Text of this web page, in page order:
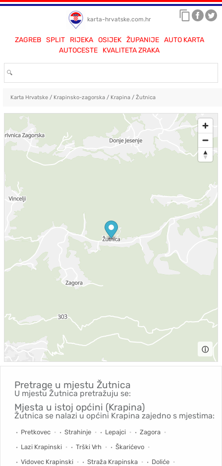
karta-hrvatske.com.hr
ZAGREB SPLIT RIJEKA OSIJEK ŽUPANIJE
AUTO KARTA
AUTOCESTE
KVALITETA ZRAKA
Karta Hrvatske/ Krapinsko-zagorska/ Krapina/ Žutnica
ⓘ
Pretrage u mjestu Žutnica
U mjestu Žutnica pretražuju se:
Mjesta u istoj općini (Krapina)
Žutnica se nalazi u općini Krapina zajedno s mjestima:
Pretkovec Strahinje Lepajci
Zagora
Lazi Krapinski
Trški Vrh
Škarićevo
Vidovec Krapinski
Straža Krapinska
Doliće